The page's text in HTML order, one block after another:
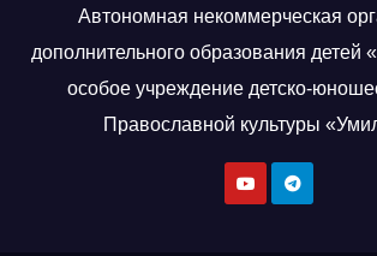
Автономная некоммерческая
дополнительного образования детей
особое учреждение детско-
Православной культуры